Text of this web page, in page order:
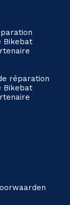
Bikebat
réparation
Bikebat